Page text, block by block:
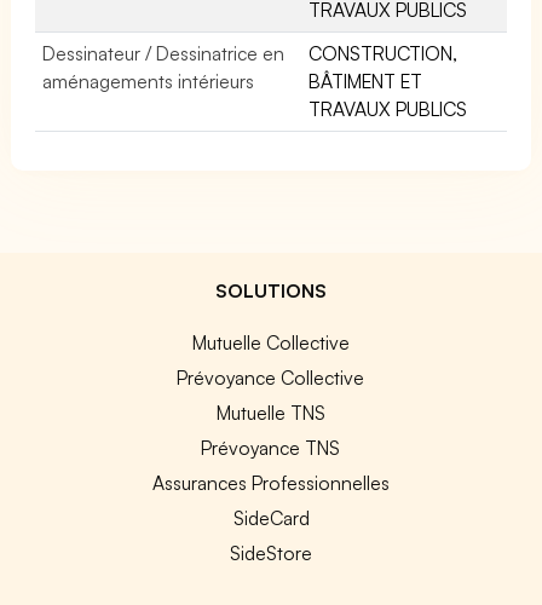
TRAVAUX PUBLICS
Dessinateur / Dessinatrice en
aménagements intérieurs
CONSTRUCTION,
BÂTIMENT ET
TRAVAUX PUBLICS
SOLUTIONS
Mutuelle Collective
Prévoyance Collective
Mutuelle TNS
Prévoyance TNS
Assurances Professionnelles
SideCard
SideStore